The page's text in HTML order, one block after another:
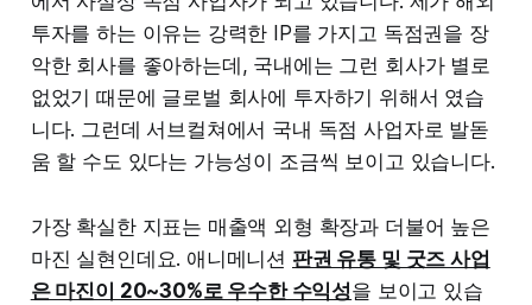
투자를 하는 이유는 강력한 IP를 가지고 독점권을 장
악한 회사를 좋아하는데, 국내에는 그런 회사가 별로
없었기 때문에 글로벌 회사에 투자하기 위해서 였습
니다. 그런데 서브컬쳐에서 국내 독점 사업자로 발돋
움 할 수도 있다는 가능성이 조금씩 보이고 있습니다.
가장 확실한 지표는 매출액 외형 확장과 더불어 높은
마진 실현인데요. 애니메니션 판권 유통 및 굿즈 사업
은 마진이 20~30%로 우수한 수익성을 보이고 있습